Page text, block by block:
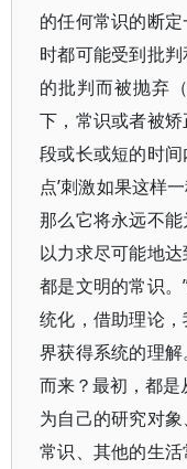
的任何常识的断
时都可能受到批
的批判而被抛弃
下，常识或者被
段或长或短的时
点’刺激如果这样
那么它将永远不
以力求尽可能地
都是文明的常识
统化，借助理论
界获得系统的理
而来？最初，都是
为自己的研究对
常识、其他的生